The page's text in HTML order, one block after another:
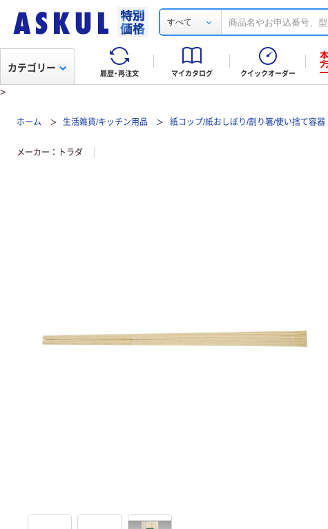
すべて
履歴・再注文 マイカタログ クイックオーダー
カテゴリー
>
ホーム 生活雑貨/キッチン用品 紙コップ/紙おしぼり/割り箸/使い捨て容器
メーカー トラダ